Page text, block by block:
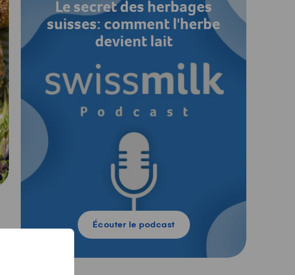
Le secret des herbages
suisses: comment l'herbe
devient lait
Écouter le podcast